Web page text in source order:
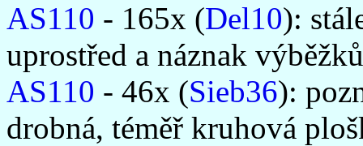
AS110 - 165x (Del10):
uprostřed a náznak
AS110 - 46x (Sieb36):
drobná, téměř kruhová